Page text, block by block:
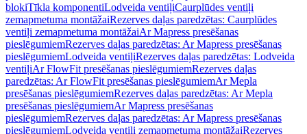
blokiTīkla komponentiLodveida ventiļiCaurplūdes ventiļi
zemapmetuma montāžaiRezerves daļas paredzētas: Caurplūdes
ventiļi zemapmetuma montāžaiAr Mapress presēšanas
pieslēgumiemRezerves daļas paredzētas: Ar Mapress presēšanas
pieslēgumiemLodveida ventiļiRezerves daļas paredzētas: Lodveida
ventiļiAr FlowFit presēšanas pieslēgumiemRezerves daļas
paredzētas: Ar FlowFit presēšanas pieslēgumiemAr Mepla
presēšanas pieslēgumiemRezerves daļas paredzētas: Ar Mepla
presēšanas pieslēgumiemAr Mapress presēšanas
pieslēgumiemRezerves daļas paredzētas: Ar Mapress presēšanas
pieslēgumiemLodveida ventiļi zemapmetuma montāžaiRezerves